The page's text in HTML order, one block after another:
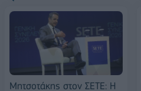
Μητσοτάκης στον ΣΕΤΕ: Η